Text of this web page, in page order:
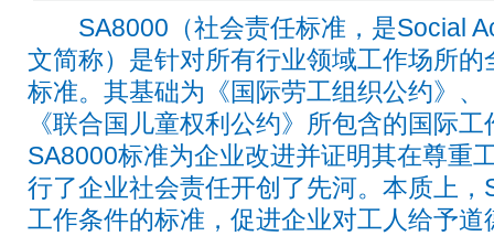
SA8000（社会责任标准，是Social
文简称）是针对所有行业领域工作场所
标准。其基础为《国际劳工组织公约》
《联合国儿童权利公约》所包含的国际
SA8000标准为企业改进并证明其在尊重
行了企业社会责任开创了先河。本质上
工作条件的标准，促进企业对工人给予